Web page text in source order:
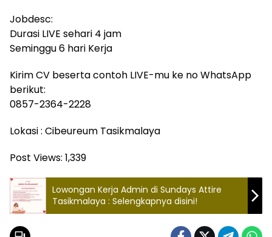
Jobdesc:
Durasi LIVE sehari 4 jam
Seminggu 6 hari Kerja
Kirim CV beserta contoh LIVE-mu ke no WhatsApp
berikut:
0857-2364-2228
Lokasi : Cibeureum Tasikmalaya
Post Views: 1,339
Lowongan Kerja Admin di Sundays Attire
Tasikmalaya : Selengkapnya disini!